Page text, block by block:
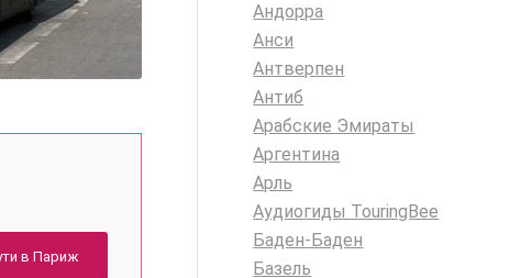
в Париж
Андорра
Анси
Антверпен
Антиб
Арабские Эмираты
Аргентина
Арль
Аудиогиды TouringBee
Баден-Баден
Базель